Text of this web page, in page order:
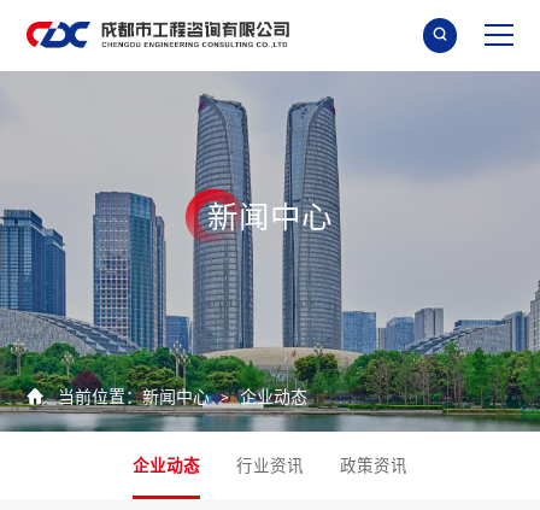

新闻 中心
 当前位置：新闻中心 > 企业动态
企业动态 行业资讯 政策资讯